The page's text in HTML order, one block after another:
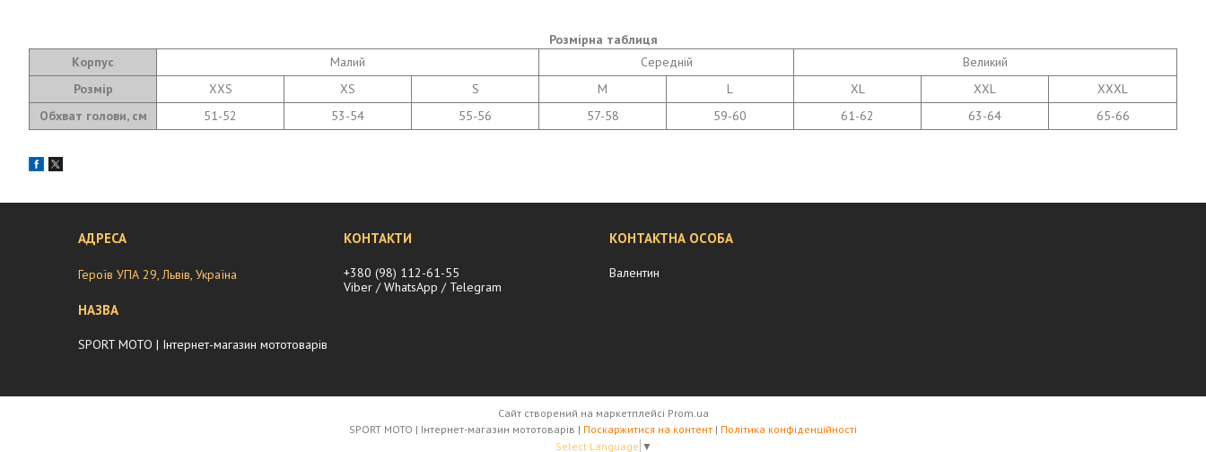
Розмірна таблиця
Корпус
Малий Середній
Великий
Розмір
XXS XS S M L XL XXL
XXXL
Обхват голови, см
51-52 53-54 55-56 57-58 59-60 61-62 63-64 65-66
Героїв УПА 29, Львів, Україна
SPORT MOTO | Інтернет-магазин мототоварів
+380 (98) 112-61-55
Viber / WhatsApp / Telegram
Валентин
Сайт створений на маркетплейсі Prom.ua
SPORT MOTO | Інтернет-магазин мототоварів | Поскаржитися на контент | Політика конфіденційності
Select Language ▼